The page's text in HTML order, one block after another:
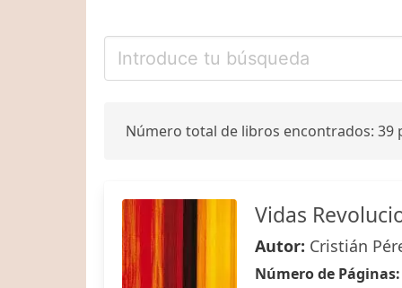
Número total de libros encontrados: 39
Vidas
Autor: Cristián
Número de